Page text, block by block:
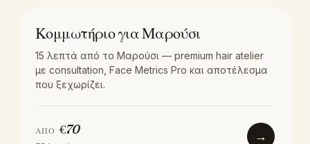
LOCATION
Κομμωτήριο για Μαρούσι
15 λεπτά από το Μαρούσι — premium hair atelier
με consultation, Face Metrics Pro και αποτέλεσμα
που ξεχωρίζει.
ΑΠΌ €70 →